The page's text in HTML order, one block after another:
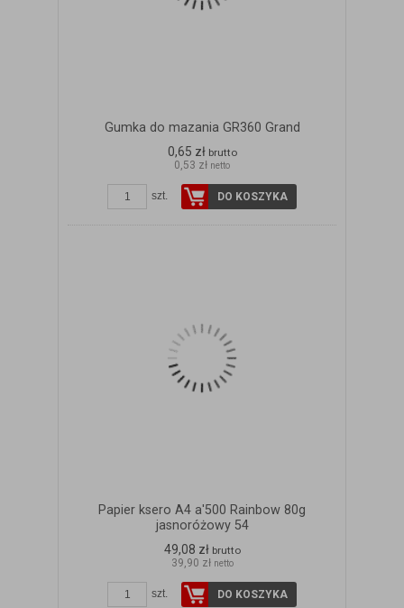
Gumka do mazania GR360 Grand
0,65 zł brutto
0,53 zł netto
szt. DO KOSZYKA
Papier ksero A4 a'500 Rainbow 80g
jasnoróżowy 54
49,08 zł brutto
39,90 zł netto
szt. DO KOSZYKA